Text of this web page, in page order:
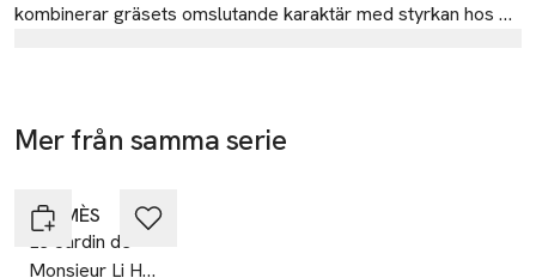
kombinerar gräsets omslutande karaktär med styrkan hos
symbolisk för Un Jardin à Cythère eau de toilette, och med
två signaturdetaljer: H-liknande avtryck på basen och
ETIK
Flaskan är gjord av återvinningsbart glas. Med påfyllningen
23
rue Boissy d’Anglas
France
E-post
anna-lena.sich@hermes.com
Mer från samma serie
HERMÈS
Le Jardin de
Monsieur Li Hair